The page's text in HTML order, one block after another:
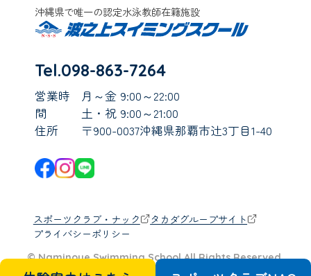
沖縄県で唯一の認定水泳教師在籍施設
Tel.098-863-7264
営業時
間
月～金 9:00～22:00
土・祝 9:00～21:00
住所
〒900-0037沖縄県那覇市辻3丁目1-40
スポーツクラブ・ナック
タカダグループサイト
プライバシーポリシー
© Naminoue Swimming School All Rights Reserved.